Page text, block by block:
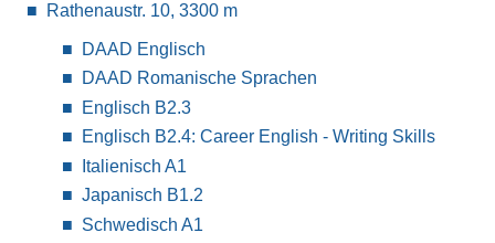
Rathenaustr. 10, 3300 m
DAAD Englisch
DAAD Romanische Sprachen
Englisch B2.3
Englisch B2.4: Career English - Writing Skills
Italienisch A1
Japanisch B1.2
Schwedisch A1